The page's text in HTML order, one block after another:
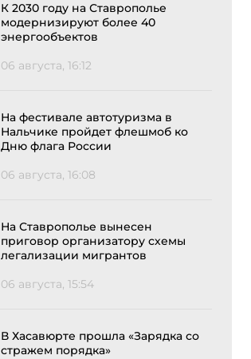
К 2030 году на Ставрополье
модернизируют более 40
энергообъектов
06 августа, 16:12
На фестивале автотуризма в
Нальчике пройдет флешмоб ко
Дню флага России
06 августа, 16:08
На Ставрополье вынесен
приговор организатору схемы
легализации мигрантов
06 августа, 15:54
В Хасавюрте прошла «Зарядка со
стражем порядка»